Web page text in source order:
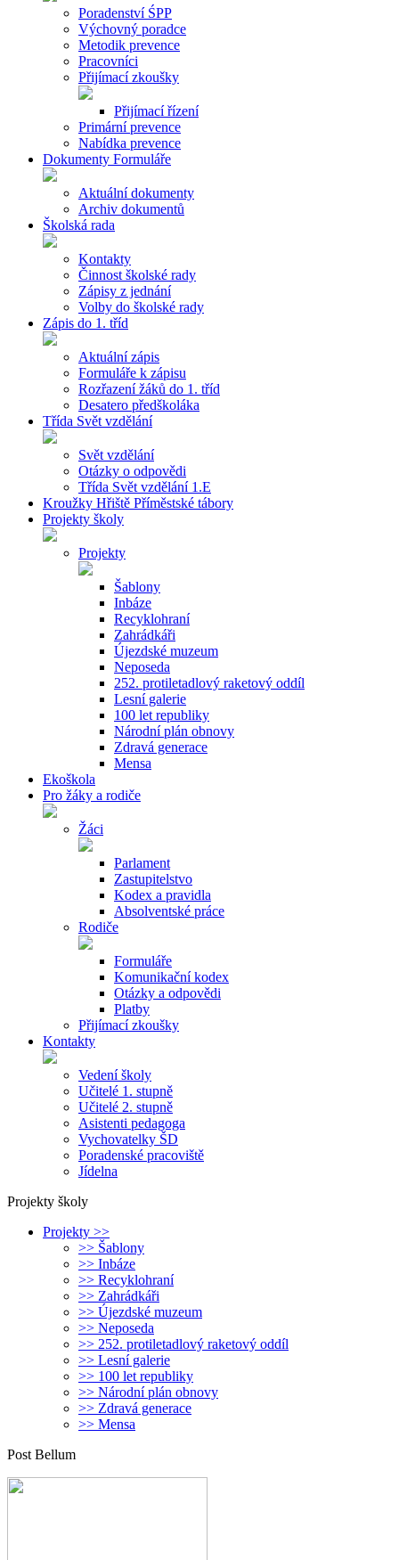
Poradenství ŚPP
Výchovný poradce
Metodik prevence
Pracovníci
Přijímací zkoušky
Přijímací řízení
Primární prevence
Nabídka prevence
Dokumenty Formuláře
Aktuální dokumenty
Archiv dokumentů
Školská rada
Kontakty
Činnost školské rady
Zápisy z jednání
Volby do školské rady
Zápis do 1. tříd
Aktuální zápis
Formuláře k zápisu
Rozřazení žáků do 1. tříd
Desatero předškoláka
Třída Svět vzdělání
Svět vzdělání
Otázky o odpovědi
Třída Svět vzdělání 1.E
Kroužky Hřiště Příměstské tábory
Projekty školy
Projekty
Šablony
Inbáze
Recyklohraní
Zahrádkáři
Újezdské muzeum
Neposeda
252. protiletadlový raketový oddíl
Lesní galerie
100 let republiky
Národní plán obnovy
Zdravá generace
Mensa
Ekoškola
Pro žáky a rodiče
Žáci
Parlament
Zastupitelstvo
Kodex a pravidla
Absolventské práce
Rodiče
Formuláře
Komunikační kodex
Otázky a odpovědi
Platby
Přijímací zkoušky
Kontakty
Vedení školy
Učitelé 1. stupně
Učitelé 2. stupně
Asistenti pedagoga
Vychovatelky ŠD
Poradenské pracoviště
Jídelna
Projekty školy
Projekty >>
>> Šablony
>> Inbáze
>> Recyklohraní
>> Zahrádkáři
>> Újezdské muzeum
>> Neposeda
>> 252. protiletadlový raketový oddíl
>> Lesní galerie
>> 100 let republiky
>> Národní plán obnovy
>> Zdravá generace
>> Mensa
Post Bellum